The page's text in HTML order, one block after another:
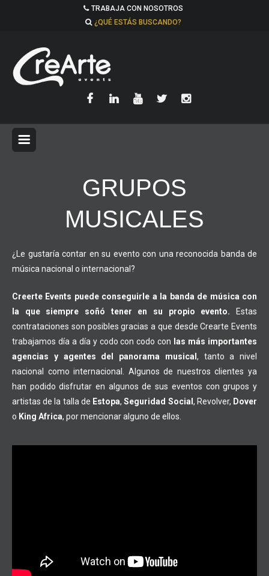
TRABAJA CON NOSOTROS
¿QUÉ ESTÁS BUSCANDO?
GRUPOS
MUSICALES
¿Le gustaría contar en su evento con una reconocida banda de
música nacional o internacional?
Creerte Events puede conseguirle a la banda de música con
la que siempre soñó tener en su propio evento. Estas
contrataciones son posibles gracias a que desde Crearte Events
trabajamos día a día y codo con codo con las más importantes
agencias y agentes del panorama musical , tanto a nivel
nacional como internacional. Algunos de nuestros clientes ya
han podido disfrutar en algunos de sus eventos con grupos y
artistas de la talla de Estopa,Seguridad Social , Revolver, Dover
o King Africa, por mencionar alguno de ellos.